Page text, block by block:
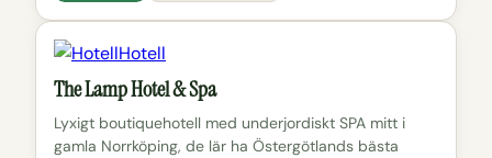
Hotell
The Lamp Hotel & Spa
Lyxigt boutiquehotell med underjordiskt SPA mitt i
gamla Norrköping, de lär ha Östergötlands bästa